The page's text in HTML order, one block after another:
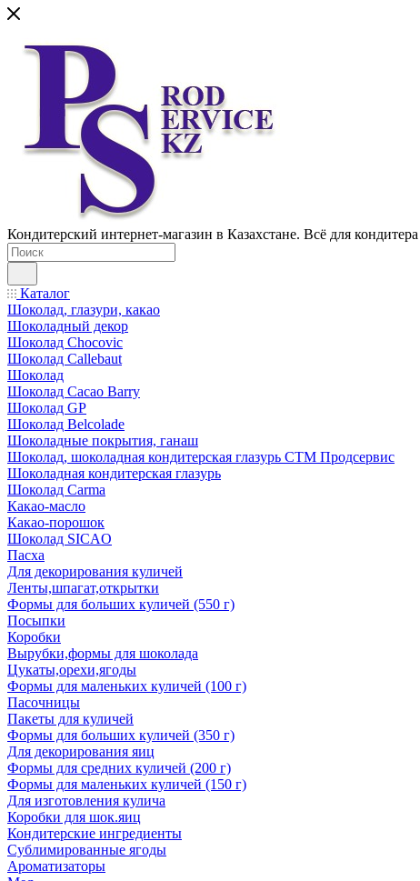
Кондитерский интернет-магазин в Казахстане. Всё для
Каталог
Шоколад, глазури, какао
Шоколадный декор
Шоколад Chocovic
Шоколад Callebaut
Шоколад
Шоколад Cacao Barry
Шоколад GP
Шоколад Belcolade
Шоколадные покрытия, ганаш
Шоколад, шоколадная кондитерская глазурь СТМ Продсервис
Шоколадная кондитерская глазурь
Шоколад Carma
Какао-масло
Какао-порошок
Шоколад SICAO
Пасха
Для декорирования куличей
Ленты,шпагат,открытки
Формы для больших куличей (550 г)
Посыпки
Коробки
Вырубки,формы для шоколада
Цукаты,орехи,ягоды
Формы для маленьких куличей (100 г)
Пасочницы
Пакеты для куличей
Формы для больших куличей (350 г)
Для декорирования яиц
Формы для средних куличей (200 г)
Формы для маленьких куличей (150 г)
Для изготовления кулича
Коробки для шок.яиц
Кондитерские ингредиенты
Сублимированные ягоды
Ароматизаторы